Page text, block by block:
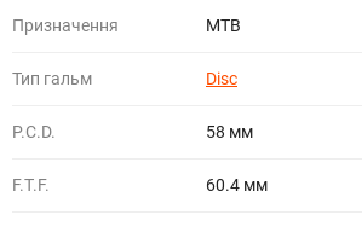
Призначення МТВ
Тип гальм Disc
P.C.D. 58 мм
F.T.F. 60.4 мм